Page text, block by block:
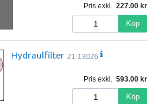
Pris exkl. 227.00
Köp
Hydraulfilter 21-13026
Pris exkl. 593.00
Köp